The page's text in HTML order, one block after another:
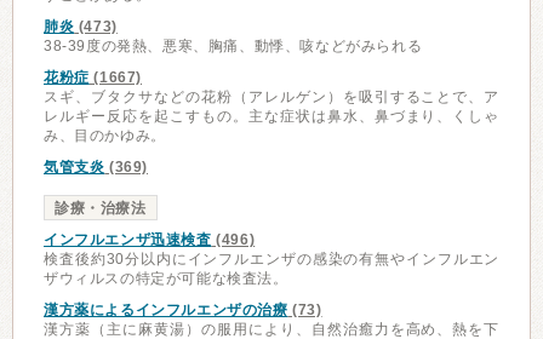
肺炎 (473)
38-39度の発熱、悪寒、胸痛、動悸、咳などがみられる
花粉症 (1667)
スギ、ブタクサなどの花粉（アレルゲン）を吸引することで、ア
レルギー反応を起こすもの。主な症状は鼻水、鼻づまり、くしゃ
み、目のかゆみ。
気管支炎 (369)
診療・治療法
インフルエンザ迅速検査 (496)
検査後約30分以内にインフルエンザの感染の有無やインフルエン
ザウィルスの特定が可能な検査法。
漢方薬によるインフルエンザの治療 (73)
漢方薬（主に麻黄湯）の服用により、自然治癒力を高め、熱を下